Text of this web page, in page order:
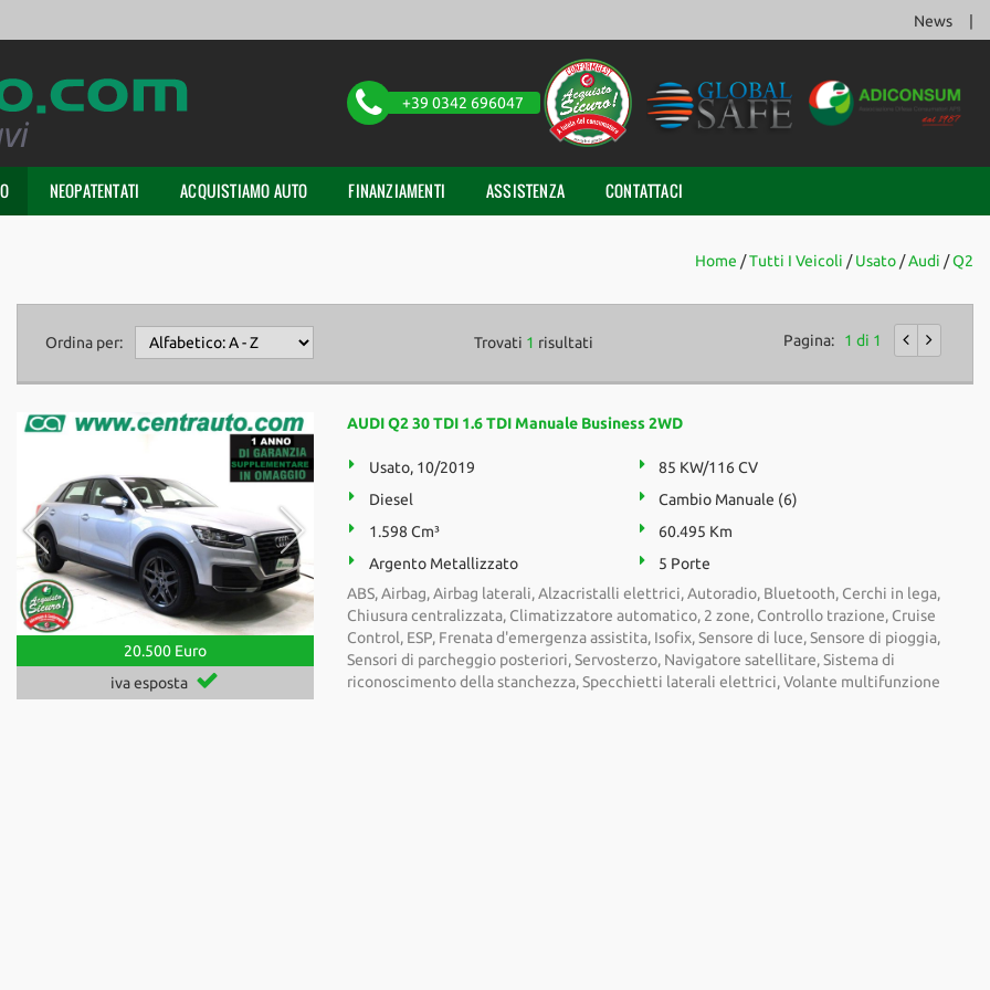
News
+39 0342 696047
NEOPATENTATI ACQUISTIAMO AUTO FINANZIAMENTI ASSISTENZA CONTATTACI
Home /Tutti I Veicoli /Usato /Audi /Q2
Ordina per: Trovati 1 risultati Pagina: 1 di 1
20.500 Euro
iva esposta
AUDI Q2 30 TDI 1.6 TDI Manuale Business 2WD
Usato, 10/2019
85 KW/116 CV
Diesel
Cambio Manuale (6)
1.598 Cm³
60.495 Km
Argento Metallizzato
5 Porte
ABS, Airbag, Airbag laterali, Alzacristalli elettrici, Autoradio, Bluetooth, Cerchi in lega,
Chiusura centralizzata, Climatizzatore automatico, 2 zone, Controllo trazione, Cruise
Control, ESP, Frenata d'emergenza assistita, Isofix, Sensore di luce, Sensore di pioggia,
Sensori di parcheggio posteriori, Servosterzo, Navigatore satellitare, Sistema di
riconoscimento della stanchezza, Specchietti laterali elettrici, Volante multifunzione